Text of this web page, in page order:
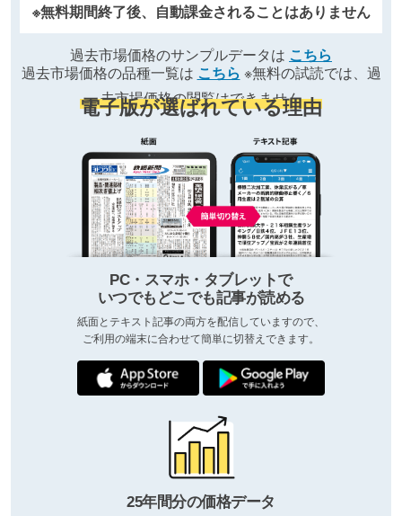
※無料期間終了後、自動課金されることはありません
過去市場価格のサンプルデータは こちら
過去市場価格の品種一覧は こちら ※無料の試読では、過
去市場価格の閲覧はできません
電子版が選ばれている理由
PC・スマホ・タブレットで
いつでもどこでも記事が読める
紙面とテキスト記事の両方を配信していますので、
ご利用の端末に合わせて簡単に切替えできます。
25年間分の価格データ